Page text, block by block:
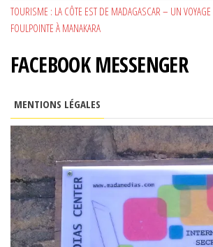
TOURISME : LA CÔTE EST DE MADAGASCAR – UN
FOULPOINTE À MANAKARA
FACEBOOK MESSENGER
MENTIONS LÉGALES